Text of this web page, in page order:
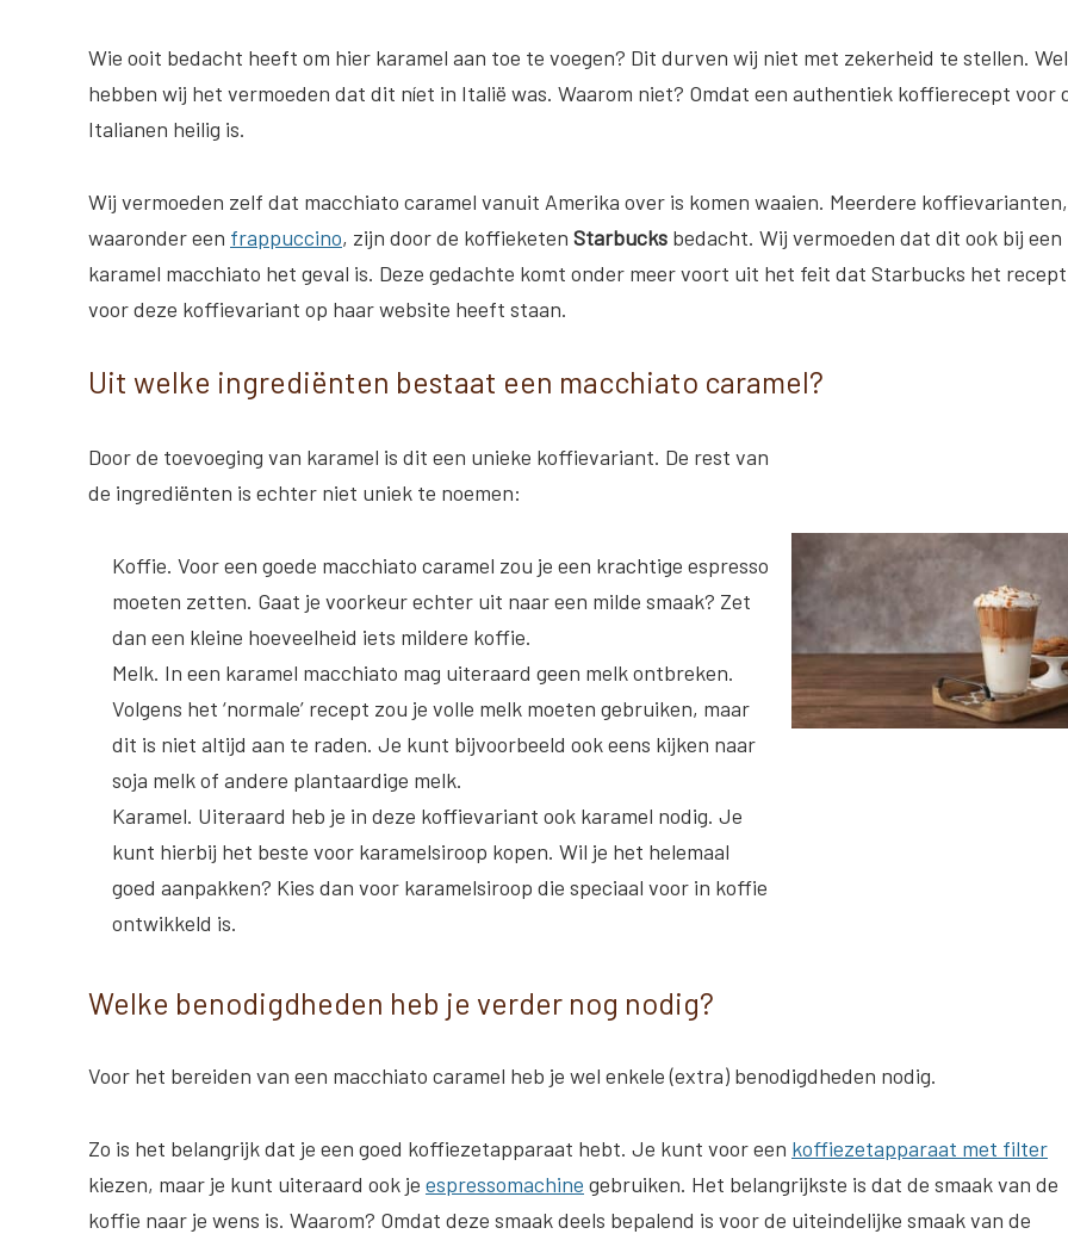
Wie ooit bedacht heeft om hier karamel aan toe te voegen? Dit durven wij niet met zekerheid te stellen. Wel
hebben wij het vermoeden dat dit níet in Italië was. Waarom niet? Omdat een authentiek koffierecept voor
Italianen heilig is.
Wij vermoeden zelf dat macchiato caramel vanuit Amerika over is komen waaien. Meerdere koffievarianten,
waaronder een frappuccino, zijn door de koffieketen Starbucks bedacht. Wij vermoeden dat dit ook bij een
karamel macchiato het geval is. Deze gedachte komt onder meer voort uit het feit dat Starbucks het recept
voor deze koffievariant op haar website heeft staan.
Uit welke ingrediënten bestaat een macchiato caramel?
Door de toevoeging van karamel is dit een unieke koffievariant. De rest van
de ingrediënten is echter niet uniek te noemen:
Koffie. Voor een goede macchiato caramel zou je een krachtige espresso
moeten zetten. Gaat je voorkeur echter uit naar een milde smaak? Zet
dan een kleine hoeveelheid iets mildere koffie.
Melk. In een karamel macchiato mag uiteraard geen melk ontbreken.
Volgens het ‘normale’ recept zou je volle melk moeten gebruiken, maar
dit is niet altijd aan te raden. Je kunt bijvoorbeeld ook eens kijken naar
soja melk of andere plantaardige melk.
Karamel. Uiteraard heb je in deze koffievariant ook karamel nodig. Je
kunt hierbij het beste voor karamelsiroop kopen. Wil je het helemaal
goed aanpakken? Kies dan voor karamelsiroop die speciaal voor in koffie
ontwikkeld is.
Welke benodigdheden heb je verder nog nodig?
Voor het bereiden van een macchiato caramel heb je wel enkele (extra) benodigdheden nodig.
Zo is het belangrijk dat je een goed koffiezetapparaat hebt. Je kunt voor een koffiezetapparaat met filter
kiezen, maar je kunt uiteraard ook je espressomachine gebruiken. Het belangrijkste is dat de smaak van de
koffie naar je wens is. Waarom? Omdat deze smaak deels bepalend is voor de uiteindelijke smaak van de